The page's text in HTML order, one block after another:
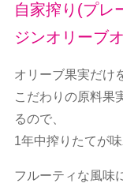
自家搾り(プレ
ジンオリーブ
オリーブ果実だけ
こだわりの原料果
るので、
1年中搾りたてが
フルーティな風味